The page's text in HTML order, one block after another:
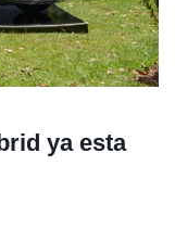
ya esta